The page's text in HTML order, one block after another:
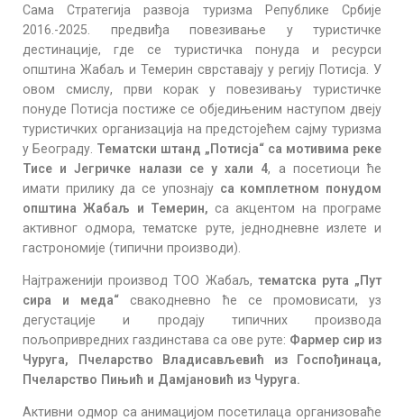
Сама Стратегија развоја туризма Републике Србије
2016.-2025. предвиђа повезивање у туристичке
дестинације, где се туристичка понуда и ресурси
општина Жабаљ и Темерин сврставају у регију Потисја. У
овом смислу, први корак у повезивању туристичке
понуде Потисја постиже се обједињеним наступом двеју
туристичких организација на предстојећем сајму туризма
у Београду. Тематски штанд „Потисја“ са мотивима реке
Тисе и Јегричке налази се у хали 4, а посетиоци ће
имати прилику да се упознају са комплетном понудом
општина Жабаљ и Темерин, са акцентом на програме
активног одмора, тематске руте, једнодневне излете и
гастрономије (типични производи).
Најтраженији производ ТОО Жабаљ, тематска рута „Пут
сира и меда“ свакодневно ће се промовисати, уз
дегустације и продају типичних производа
пољопривредних газдинстава са ове руте: Фармер сир из
Чуруга, Пчеларство Владисављевић из Госпођинаца,
Пчеларство Пињић и Дамјановић из Чуруга.
Активни одмор са анимацијом посетилаца организоваће